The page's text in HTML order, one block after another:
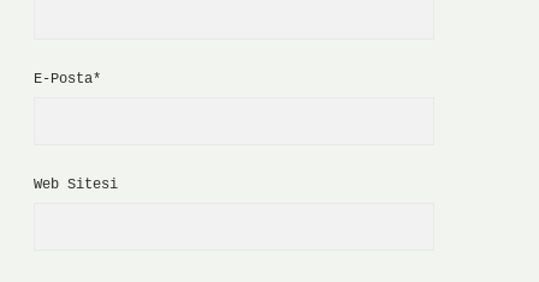
E-Posta*
Web Sitesi